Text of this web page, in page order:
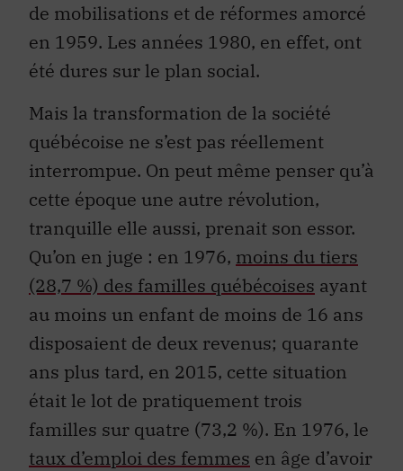
de mobilisations et de réformes amorcé
en 1959. Les années 1980, en effet, ont
été dures sur le plan social.
Mais la transformation de la société
québécoise ne s’est pas réellement
interrompue. On peut même penser qu’à
cette époque une autre révolution,
tranquille elle aussi, prenait son essor.
Qu’on en juge : en 1976, moins du tiers
(28,7 %) des familles québécoises ayant
au moins un enfant de moins de 16 ans
disposaient de deux revenus; quarante
ans plus tard, en 2015, cette situation
était le lot de pratiquement trois
familles sur quatre (73,2 %). En 1976, le
taux d’emploi des femmes en âge d’avoir